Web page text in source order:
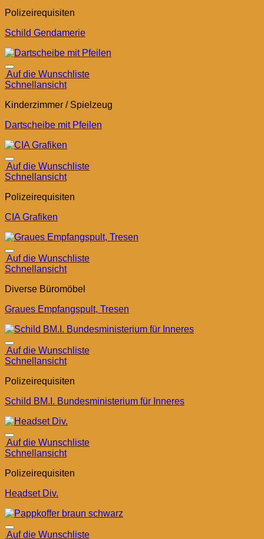
Polizeirequisiten
Schild Gendamerie
Auf die Wunschliste
Schnellansicht
Kinderzimmer / Spielzeug
Dartscheibe mit Pfeilen
Auf die Wunschliste
Schnellansicht
Polizeirequisiten
CIA Grafiken
Auf die Wunschliste
Schnellansicht
Diverse Büromöbel
Graues Empfangspult, Tresen
Auf die Wunschliste
Schnellansicht
Polizeirequisiten
Schild BM.I. Bundesministerium für Inneres
Auf die Wunschliste
Schnellansicht
Polizeirequisiten
Headset Div.
Auf die Wunschliste